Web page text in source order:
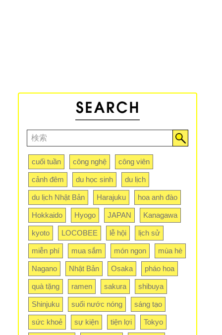
cuối tuần công nghệ công viên
cảnh đêm du học sinh du lịch
du lịch Nhật Bản Harajuku hoa anh đào
Hokkaido Hyogo JAPAN Kanagawa
kyoto LOCOBEE lễ hội lịch sử
miễn phí mua sắm món ngon mùa hè
Nagano Nhật Bản Osaka pháo hoa
quà tặng ramen sakura shibuya
Shinjuku suối nước nóng sáng tạo
sức khoẻ sự kiện tiện lợi Tokyo